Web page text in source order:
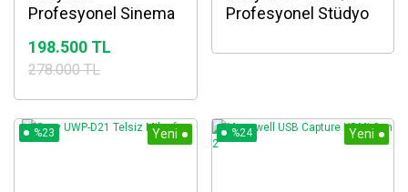
Profesyonel Sinema
198.500 TL
278.000 TL
Profesyonel Stüdyo
%23 Yeni %24 Yeni